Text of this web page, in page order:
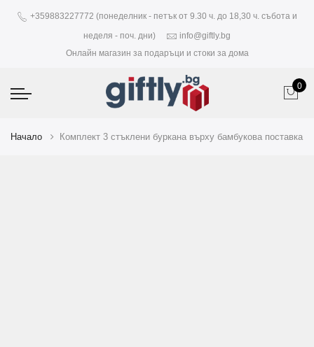
+359883227772 (понеделник - петък от 9.30 ч. до 18,30 ч. събота и
неделя - поч. дни)
info@giftly.bg
Онлайн магазин за подаръци и стоки за дома
0
Начало Комплект 3 стъклени буркана върху бамбукова поставка